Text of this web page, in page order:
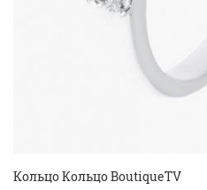
Кольцо Кольцо BoutiqueTV